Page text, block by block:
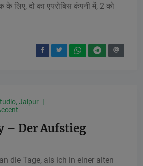
लिए, दो का एयरोबिस कंपनी में, 2 को
Jaipur
– Der Aufstieg
die Tage, als ich in einer alten